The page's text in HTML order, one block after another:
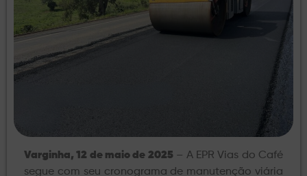
Varginha, 12 de maio de 2025 – A EPR Vias do Café
segue com seu cronograma de manutenção viária